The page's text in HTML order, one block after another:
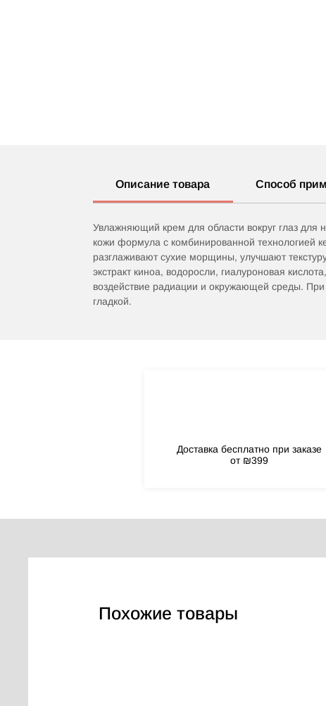
Описание товара Способ
Увлажняющий крем для области вокруг глаз для
кожи формула с комбинированной технологией
разглаживают сухие морщины, улучшают
экстракт киноа, водоросли, гиалуроновая
воздействие радиации и окружающей среды. При
гладкой.
Доставка бесплатно при заказе
от ₪399
Похожие товары